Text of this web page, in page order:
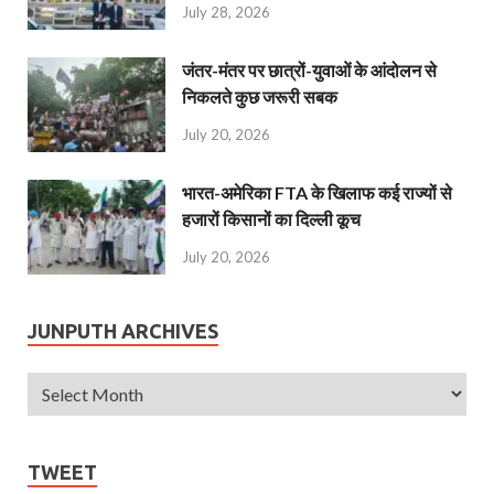
July 28, 2026
जंतर-मंतर पर छात्रों-युवाओं के आंदोलन से
निकलते कुछ जरूरी सबक
July 20, 2026
भारत-अमेरिका FTA के खिलाफ कई राज्यों से
हजारों किसानों का दिल्ली कूच
July 20, 2026
JUNPUTH ARCHIVES
TWEET